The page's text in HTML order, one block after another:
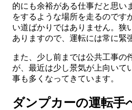
的にも余裕がある仕事だと思い
をするような場所を走るのです
い道ばかりではありません。狭
ありますので、運転には常に緊
また、少し前までは公共工事の
が、最近は少し景気が上向いて
事も多くなってきています。
ダンプカーの運転手